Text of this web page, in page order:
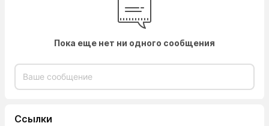
Пока еще нет ни одного сообщения
Ссылки